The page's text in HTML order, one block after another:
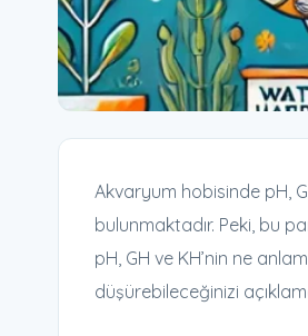
Akvaryum hobisinde pH,
bulunmaktadır. Peki, bu
pH, GH ve KH’nin ne
düşürebileceğinizi